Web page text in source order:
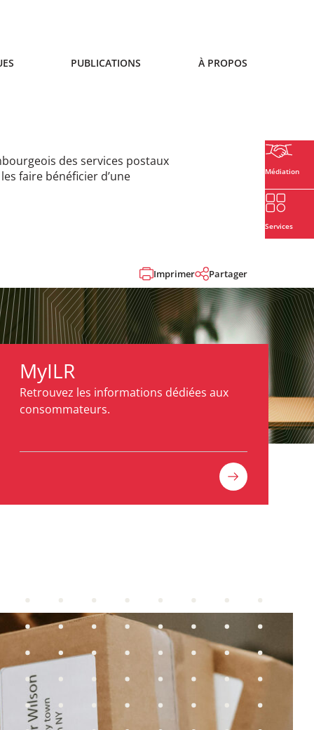
PUBLICATIONS À PROPOS
Médiation
Services
des services postaux
faire bénéficier d’une
Imprimer Partager
MyILR
Retrouvez les informations dédiées aux
consommateurs.